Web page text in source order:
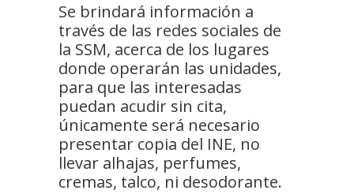
Se brindará información a
través de las redes sociales de
la SSM, acerca de los lugares
donde operarán las unidades,
para que las interesadas
puedan acudir sin cita,
únicamente será necesario
presentar copia del INE, no
llevar alhajas, perfumes,
cremas, talco, ni desodorante.